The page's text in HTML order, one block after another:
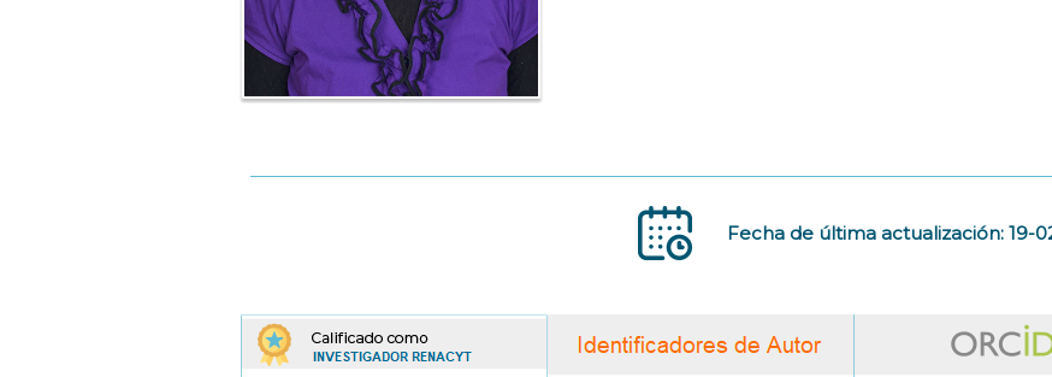
Fecha de última actualización: 19-